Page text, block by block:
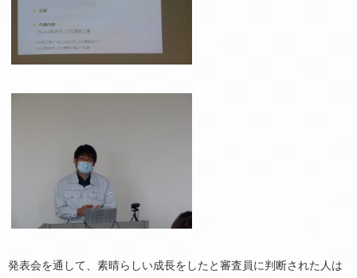
発表会を通して、素晴らしい成長をしたと審査員に判断された人は